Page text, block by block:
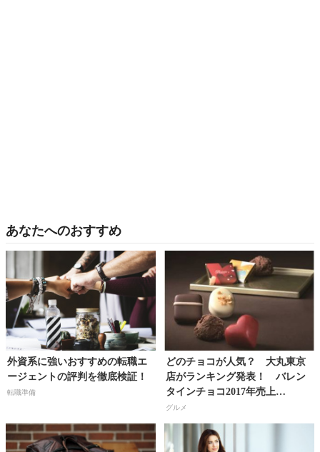
あなたへのおすすめ
外資系に強いおすすめの転職エ
ージェントの評判を徹底検証！
転職準備
どのチョコが人気？ 大丸東京
店がランキング発表！ バレン
タインチョコ2017年売上
TOP10!!
グルメ